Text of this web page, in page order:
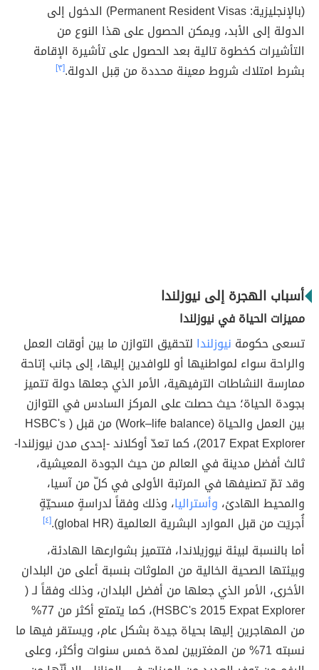
(بالإنجليزية: Permanent Resident Visas) الدخول إلى
الدولة إلى الأبد، ويمكن الحصول على هذا النوع من
التأشيرات كخطوة تالية بعد الحصول على تأشيرة الإقامة
بشرط امتلاك شروط معينة محددة من قِبل الدولة.[٣]
أسباب الهجرة إلى نيوزلندا
مميزات الحياة في نيوزلندا
تسعى حكومة نيوزلندا لتحقيق التوازن ما بين أوقات العمل
والراحة سواء لمواطنيها أو للوافدين إليها، إلى جانب إتاحة
ممارسة النشاطات الترفيهية، الأمر الذي جعلها دولة تتميز
بجودة الحياة؛ حيث حصلت على المركز السادس في التوازن
بين العمل والحياة (Work–life balance) من قبل ( HSBC's
2017 Expat Explorer)، كما تعدّ أوكلاند -إحدى مدن نيوزلندا-
ثالث أفضل مدينة في العالم من حيث الجودة المعيشية،
وقد تمّ تصنيفها في المرتبة الأولى في كلّ من آسيا،
والمحيط الهادئ، وأستراليا، وذلك وفقاً لدراسةٍ مسحيّةٍ
أُجريَت من قبل الموارد البشرية العالمية (global HR).
[٤]
أما بالنسبة لبيئة نيوزيلاندا، فتتميز بشوارعها الهادئة،
وبيئتها الصحية الخالية من الملوثات بنسبة أعلى من البلدان
الأخرى، الأمر الذي جعلها من أفضل البلدان، وذلك وفقاً لـ (
HSBC's 2015 Expat Explorer)، كما يتمتع أكثر من 77%
من المهاجرين إليها بحياة جيدة بشكل عام، ويستقر فيها ما
نسبته 71% من المغتربين لمدة خمس سنوات وأكثر، وعلى